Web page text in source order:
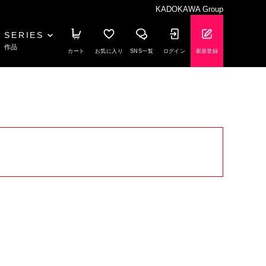
KADOKAWA Group
SERIES
作品
カート お気に入り SNS一覧 ログイン 新規登録